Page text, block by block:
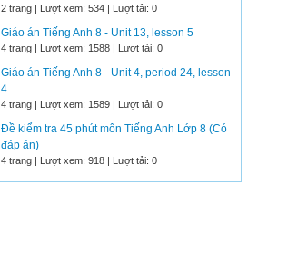
2 trang | Lượt xem: 534 | Lượt tải: 0
Giáo án Tiếng Anh 8 - Unit 13, lesson 5
4 trang | Lượt xem: 1588 | Lượt tải: 0
Giáo án Tiếng Anh 8 - Unit 4, period 24, lesson
4
4 trang | Lượt xem: 1589 | Lượt tải: 0
Đề kiểm tra 45 phút môn Tiếng Anh Lớp 8 (Có
đáp án)
4 trang | Lượt xem: 918 | Lượt tải: 0